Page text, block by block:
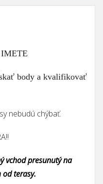
IMETE
body a kvalifikovať
nebudú chýbať.
vchod presunutý na
terasy.